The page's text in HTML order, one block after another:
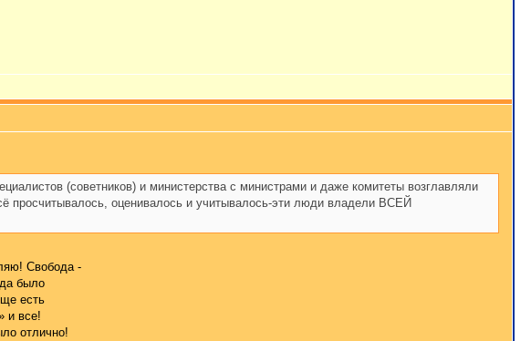
(советников) и министерства с министрами и даже комитеты возглавляли
просчитывалось, оценивалось и учитывалось-эти люди владели ВСЕЙ
Свобода -
было
есть
и все!
отлично!